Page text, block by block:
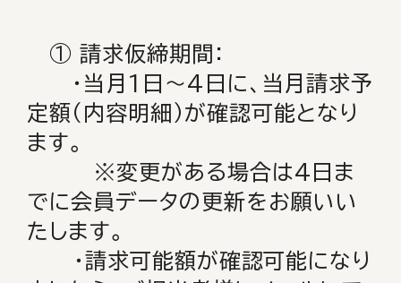
① 請求仮締期間：
・当月1日～4日に、当月請求予
定額（内容明細）が確認可能となり
ます。
※変更がある場合は4日ま
でに会員データの更新をお願いい
たします。
・請求可能額が確認可能になり